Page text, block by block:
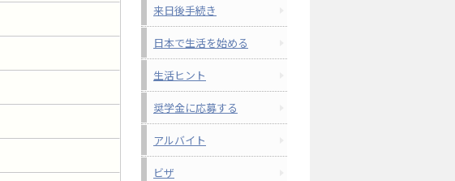
来日後手続き
日本で生活を始める
生活ヒント
奨学金に応募する
アルバイト
ビザ